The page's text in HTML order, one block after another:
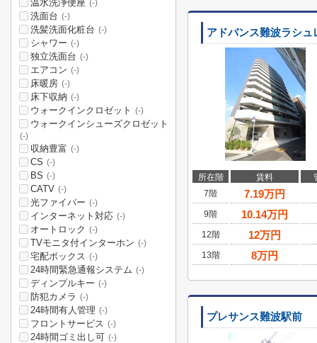
アドバンス難波ラシュ
所在階 賃料
7階
7.19万円
9階 10.14万円
12階 12万円
13階 8万円
プレサンス難波駅前
温水洗浄便座 (-)
洗面台 (-)
洗髪洗面化粧台 (-)
シャワー (-)
独立洗面台 (-)
エアコン (-)
床暖房 (-)
床下収納 (-)
ウォークインクロゼット (-)
ウォークインシューズクロゼット
(-)
収納豊富 (-)
CS (-)
BS (-)
CATV (-)
光ファイバー (-)
インターネット対応 (-)
オートロック (-)
TVモニタ付インターホン (-)
宅配ボックス (-)
24時間緊急通報システム (-)
ディンプルキー (-)
防犯カメラ (-)
24時間有人管理 (-)
フロントサービス (-)
24時間ゴミ出し可 (-)